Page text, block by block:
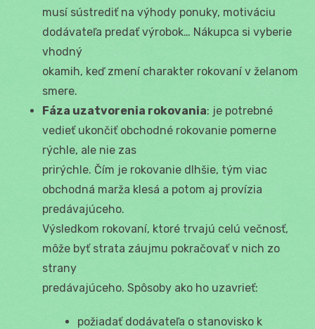
musí sústrediť na výhody ponuky, motiváciu
dodávateľa predať výrobok… Nákupca si vyberie
vhodný
okamih, keď zmení charakter rokovaní v želanom
smere.
Fáza uzatvorenia rokovania: je potrebné
vedieť ukončiť obchodné rokovanie pomerne
rýchle, ale nie zas
prirýchle. Čím je rokovanie dlhšie, tým viac
obchodná marža klesá a potom aj provízia
predávajúceho.
Výsledkom rokovaní, ktoré trvajú celú večnosť,
môže byť strata záujmu pokračovať v nich zo
strany
predávajúceho. Spôsoby ako ho uzavrieť:
požiadať dodávateľa o stanovisko k